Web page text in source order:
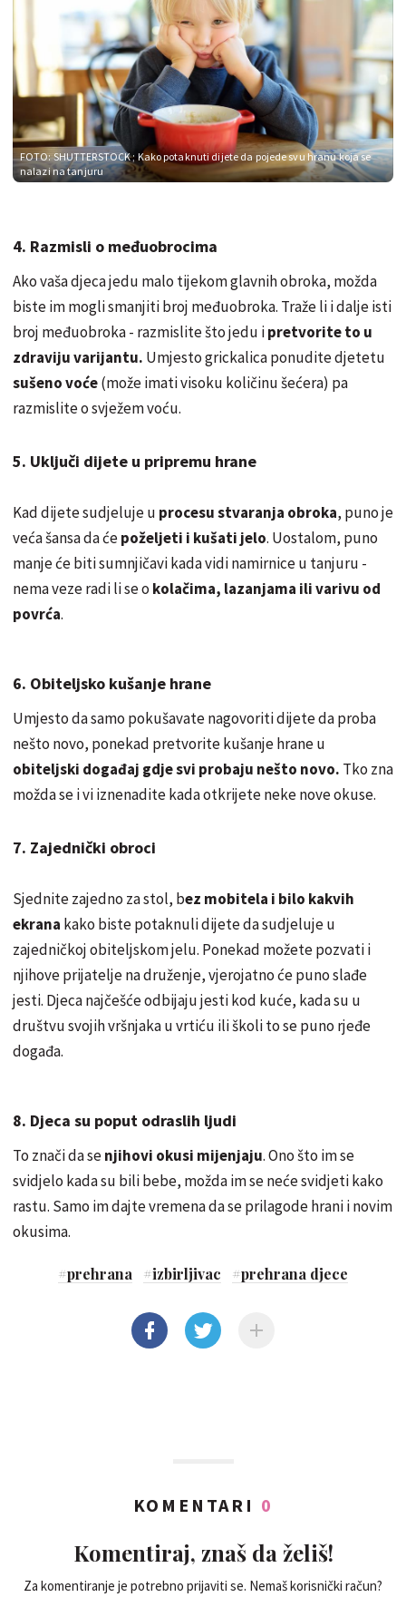
FOTO: SHUTTERSTOCK; Kako potaknuti dijete da pojede svu hranu koja se
nalazi na tanjuru
4. Razmisli o međuobrocima
Ako vaša djeca jedu malo tijekom glavnih obroka, možda
biste im mogli smanjiti broj međuobroka. Traže li i dalje isti
broj međuobroka - razmislite što jedu ipretvorite to u
zdraviju varijantu. Umjesto grickalica ponudite djetetu
sušeno voće(može imati visoku količinu šećera) pa
razmislite o svježem voću.
5. Uključi dijete u pripremu hrane
Kad dijete sudjeluje u procesu stvaranja obroka, puno je
veća šansa da ćepoželjeti i kušati jelo. Uostalom, puno
manje će biti sumnjičavi kada vidi namirnice u tanjuru -
nema veze radi li se o kolačima, lazanjama ili varivu od
povrća.
6. Obiteljsko kušanje hrane
Umjesto da samo pokušavate nagovoriti dijete da proba
nešto novo, ponekad pretvorite kušanje hrane u
obiteljski događaj gdje svi probaju nešto novo. Tko zna
možda se i vi iznenadite kada otkrijete neke nove okuse.
7. Zajednički obroci
Sjednite zajedno za stol, bez mobitela i bilo kakvih
ekrana kako biste potaknuli dijete da sudjeluje u
zajedničkoj obiteljskom jelu. Ponekad možete pozvati i
njihove prijatelje na druženje, vjerojatno će puno slađe
jesti. Djeca najčešće odbijaju jesti kod kuće, kada su u
društvu svojih vršnjaka u vrtiću ili školi to se puno rjeđe
događa.
8. Djeca su poput odraslih ljudi
To znači da senjihovi okusi mijenjaju. Ono što im se
svidjelo kada su bili bebe, možda im se neće svidjeti kako
rastu. Samo im dajte vremena da se prilagode hrani i novim
okusima.
#prehrana #izbirljivac #prehrana djece
KOMENTARI 0
Komentiraj, znaš da želiš!
Za komentiranje je potrebno prijaviti se. Nemaš korisnički račun?